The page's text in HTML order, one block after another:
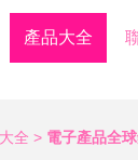
產品大全
全 > 電子產品全